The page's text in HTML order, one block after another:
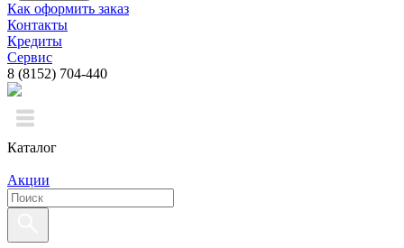
Как оформить заказ
Контакты
Кредиты
Сервис
8 (8152) 704-440
Каталог
Акции